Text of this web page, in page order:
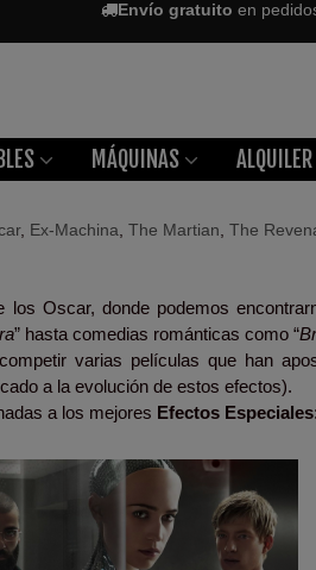
Envío gratuito en
MÁQUINAS ALQUILER
, Ex-Machina ,The Martian ,The
Oscar, donde podemos
” hasta comedias románticas como “
varias películas que han
a la evolución de estos efectos).
a los mejores Efectos Especiales: